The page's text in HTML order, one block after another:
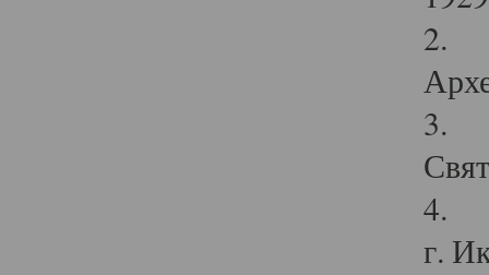
2.
3.
4.
г.